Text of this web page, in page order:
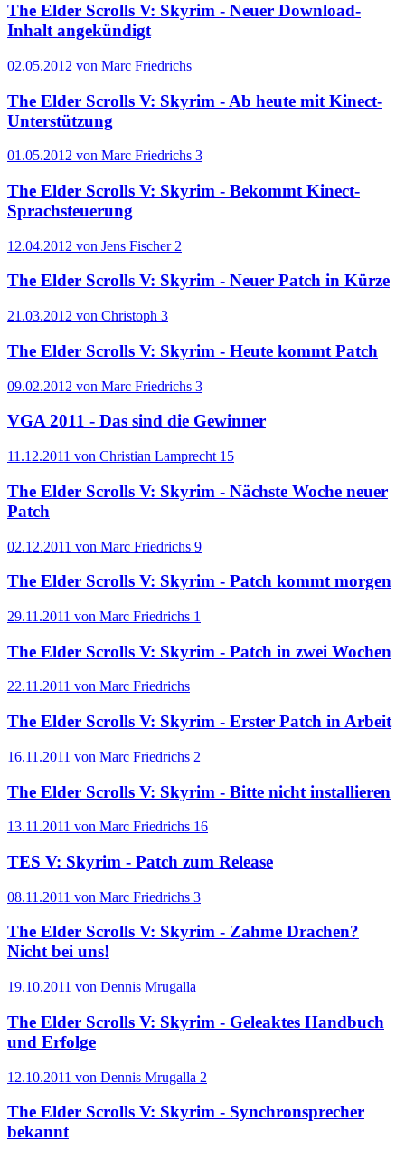
The Elder Scrolls V: Skyrim - Neuer Download-
Inhalt angekündigt
02.05.2012 von Marc Friedrichs
The Elder Scrolls V: Skyrim - Ab heute mit Kinect-
Unterstützung
01.05.2012 von Marc Friedrichs 3
The Elder Scrolls V: Skyrim - Bekommt Kinect-
Sprachsteuerung
12.04.2012 von Jens Fischer2
The Elder Scrolls V: Skyrim - Neuer Patch in Kürze
21.03.2012 von Christoph 3
The Elder Scrolls V: Skyrim - Heute kommt Patch
09.02.2012 von Marc Friedrichs 3
VGA 2011 - Das sind die Gewinner
11.12.2011 von Christian Lamprecht 15
The Elder Scrolls V: Skyrim - Nächste Woche neuer
Patch
02.12.2011 von Marc Friedrichs 9
The Elder Scrolls V: Skyrim - Patch kommt morgen
29.11.2011 von Marc Friedrichs 1
The Elder Scrolls V: Skyrim - Patch in zwei Wochen
22.11.2011 von Marc Friedrichs
The Elder Scrolls V: Skyrim - Erster Patch in Arbeit
16.11.2011 von Marc Friedrichs 2
The Elder Scrolls V: Skyrim - Bitte nicht installieren
13.11.2011 von Marc Friedrichs 16
TES V: Skyrim - Patch zum Release
08.11.2011 von Marc Friedrichs 3
The Elder Scrolls V: Skyrim - Zahme Drachen?
Nicht bei uns!
19.10.2011 von Dennis Mrugalla
The Elder Scrolls V: Skyrim - Geleaktes Handbuch
und Erfolge
12.10.2011 von Dennis Mrugalla 2
The Elder Scrolls V: Skyrim - Synchronsprecher
bekannt